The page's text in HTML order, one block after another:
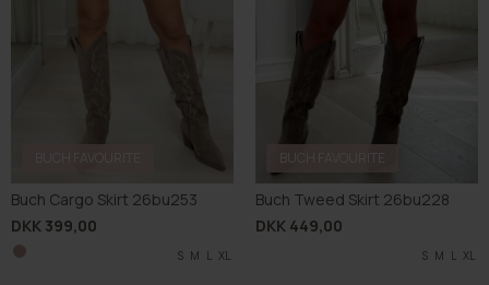
Buch Cargo Skirt 26bu253
DKK 399,00
S M L XL
BUCH FAVOURITE
Buch Tweed Skirt 26bu228
DKK 449,00
S M L XL